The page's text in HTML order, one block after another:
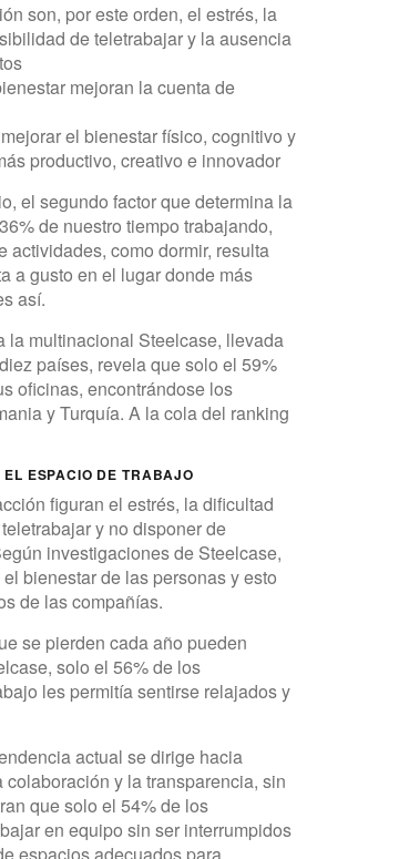
son, por este orden, el estrés, la
de teletrabajar y la ausencia
mejoran la cuenta de
el bienestar físico, cognitivo y
productivo, creativo e innovador
el segundo factor que determina la
de nuestro tiempo trabajando,
actividades, como dormir, resulta
a gusto en el lugar donde más
así.
la multinacional Steelcase, llevada
países, revela que solo el 59%
oficinas, encontrándose los
y Turquía. A la cola del ranking
ESPACIO DE TRABAJO
figuran el estrés, la dificultad
y no disponer de
investigaciones de Steelcase,
bienestar de las personas y esto
de las compañías.
se pierden cada año pueden
solo el 56% de los
les permitía sentirse relajados y
actual se dirige hacia
y la transparencia, sin
que solo el 54% de los
en equipo sin ser interrumpidos